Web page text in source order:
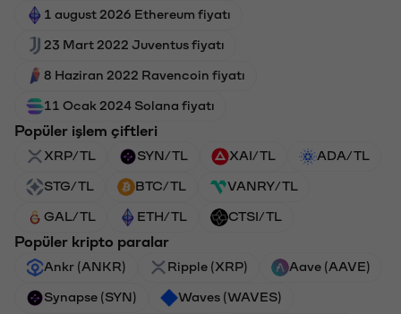
1 august 2026 Ethereum fiyatı
23 Mart 2022 Juventus fiyatı
8 Haziran 2022 Ravencoin fiyatı
11 Ocak 2024 Solana fiyatı
Popüler işlem çiftleri
XRP/TL SYN/TL XAI/TL ADA/TL
STG/TL BTC/TL VANRY/TL
GAL/TL ETH/TL CTSI/TL
Popüler kripto paralar
Ankr (ANKR) Ripple (XRP) Aave (AAVE)
Synapse (SYN) Waves (WAVES)